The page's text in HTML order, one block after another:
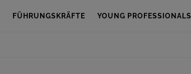
FÜHRUNGSKRÄFTE YOUNG PROFESSIONALS